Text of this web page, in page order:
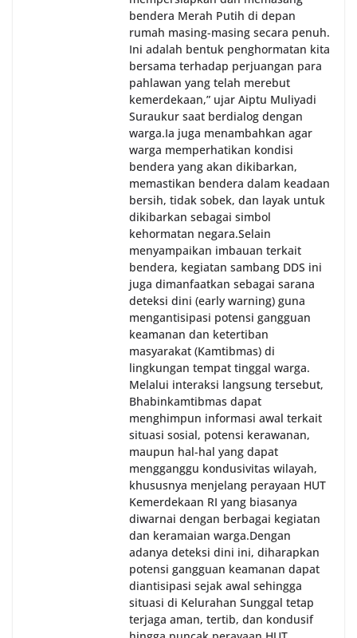
bendera Merah Putih di depan
rumah masing-masing secara penuh.
Ini adalah bentuk penghormatan kita
bersama terhadap perjuangan para
pahlawan yang telah merebut
kemerdekaan,” ujar Aiptu Muliyadi
Suraukur saat berdialog dengan
warga.‎‎Ia juga menambahkan agar
warga memperhatikan kondisi
bendera yang akan dikibarkan,
memastikan bendera dalam keadaan
bersih, tidak sobek, dan layak untuk
dikibarkan sebagai simbol
kehormatan negara.‎‎‎Selain
menyampaikan imbauan terkait
bendera, kegiatan sambang DDS ini
juga dimanfaatkan sebagai sarana
deteksi dini (early warning) guna
mengantisipasi potensi gangguan
keamanan dan ketertiban
masyarakat (Kamtibmas) di
lingkungan tempat tinggal warga.
Melalui interaksi langsung tersebut,
Bhabinkamtibmas dapat
menghimpun informasi awal terkait
situasi sosial, potensi kerawanan,
maupun hal-hal yang dapat
mengganggu kondusivitas wilayah,
khususnya menjelang perayaan HUT
Kemerdekaan RI yang biasanya
diwarnai dengan berbagai kegiatan
dan keramaian warga.‎‎Dengan
adanya deteksi dini ini, diharapkan
potensi gangguan keamanan dapat
diantisipasi sejak awal sehingga
situasi di Kelurahan Sunggal tetap
terjaga aman, tertib, dan kondusif